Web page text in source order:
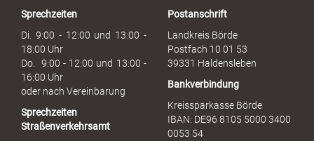
u
h
Sprechzeiten
Di. 9:00 - 12:00 und 13:00 -
18:00 Uhr
Do. 9:00 - 12:00 und 13:00 -
16:00 Uhr
oder nach Vereinbarung
Sprechzeiten
Straßenverkehrsamt
Postanschrift
Landkreis Börde
Postfach 10 01 53
39331 Haldensleben
Bankverbindung
Kreissparkasse Börde
IBAN: DE96 8105 5000 3400
0053 54